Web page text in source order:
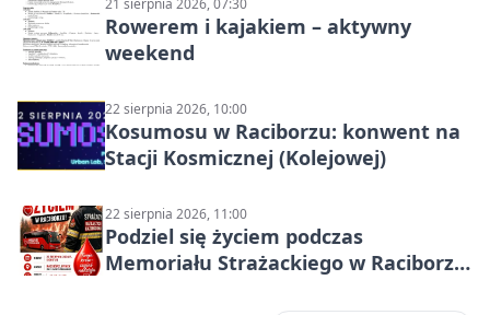
Rowerem i kajakiem – aktywny
weekend
22 sierpnia 2026, 10:00
Kosumosu w Raciborzu: konwent na
Stacji Kosmicznej (Kolejowej)
22 sierpnia 2026, 11:00
Podziel się życiem podczas
Memoriału Strażackiego w Raciborzu